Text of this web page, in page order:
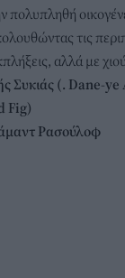
πολυπληθή
τις
αλλά με
Συκιάς (. Dane-
Fig)
Ρασούλοφ